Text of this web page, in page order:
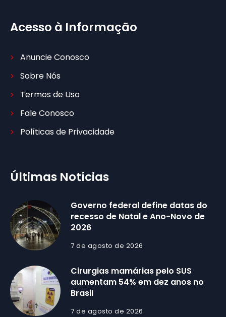
Acesso à Informação
Anuncie Conosco
Sobre Nós
Termos de Uso
Fale Conosco
Políticas de Privacidade
Últimas Notícias
Governo federal define datas do
recesso de Natal e Ano-Novo de
2026
7 de agosto de 2026
Cirurgias mamárias pelo SUS
aumentam 54% em dez anos no
Brasil
7 de agosto de 2026